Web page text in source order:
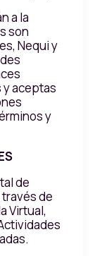
a la
son
Nequi y
aceptas
y
de
de
Virtual,